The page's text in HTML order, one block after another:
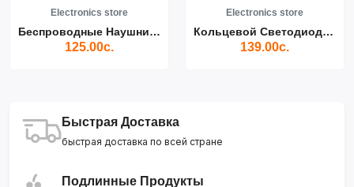
Electronics store
Беспроводные Наушники Air...
125.00с.
Electronics store
Кольцевой Светодиодный Св...
139.00с.
Быстрая Доставка
быстрая доставка по всей стране
Подлинные Продукты